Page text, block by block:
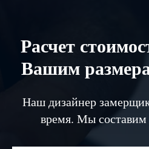
Расчет
Вашим
Наш дизайнер
время. Мы составим